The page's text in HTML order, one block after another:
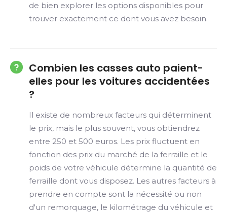
de bien explorer les options disponibles pour
trouver exactement ce dont vous avez besoin.
Combien les casses auto paient-
elles pour les voitures accidentées
?
Il existe de nombreux facteurs qui déterminent
le prix, mais le plus souvent, vous obtiendrez
entre 250 et 500 euros. Les prix fluctuent en
fonction des prix du marché de la ferraille et le
poids de votre véhicule détermine la quantité de
ferraille dont vous disposez. Les autres facteurs à
prendre en compte sont la nécessité ou non
d'un remorquage, le kilométrage du véhicule et